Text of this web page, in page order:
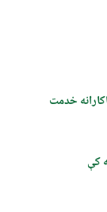
خدمت
کې